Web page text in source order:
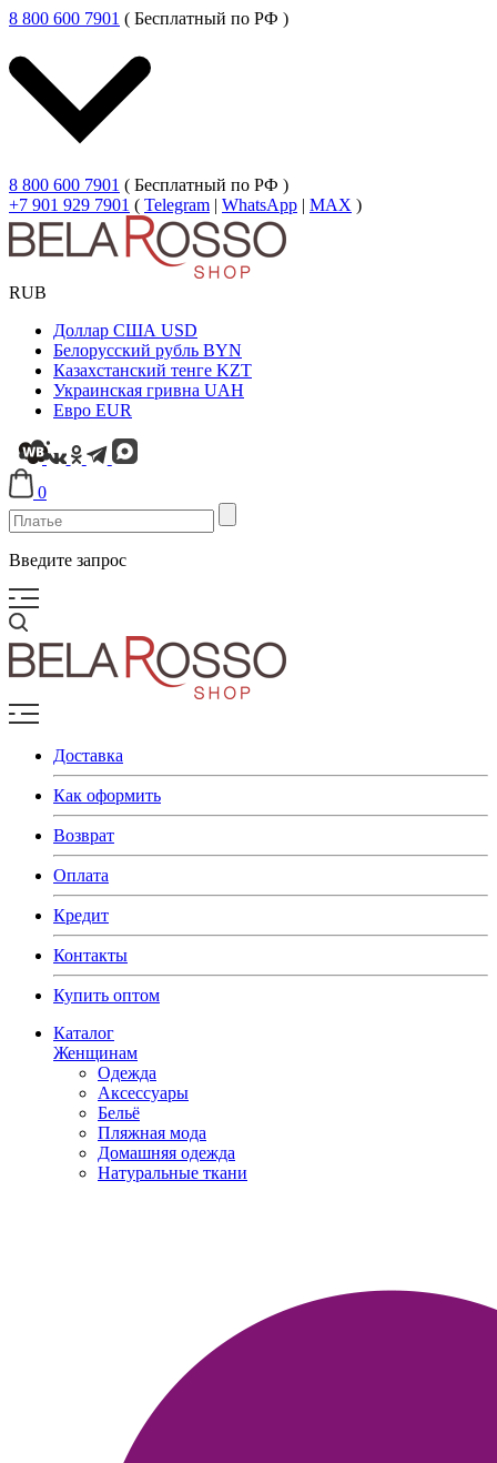
8 800 600 7901 ( Бесплатный по РФ )
8 800 600 7901 ( Бесплатный по РФ )
+7 901 929 7901 ( Telegram | WhatsApp | MAX )
RUB
Доллар США USD
Белорусский рубль BYN
Казахстанский тенге KZT
Украинская гривна UAH
Евро EUR
0
Введите запрос
Доставка
Как оформить
Возврат
Оплата
Кредит
Контакты
Купить оптом
Каталог
Женщинам
Одежда
Аксессуары
Бельё
Пляжная мода
Домашняя одежда
Натуральные ткани